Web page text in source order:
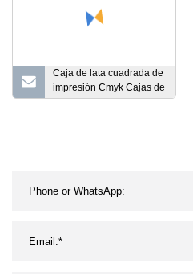
Lata Caja de lata
Caja de lata cuadrada de
impresión Cmyk Cajas de
lata de metal para